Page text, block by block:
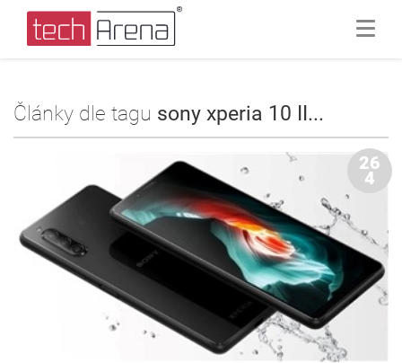
Články dle tagu sony xperia 10 II...
26
4